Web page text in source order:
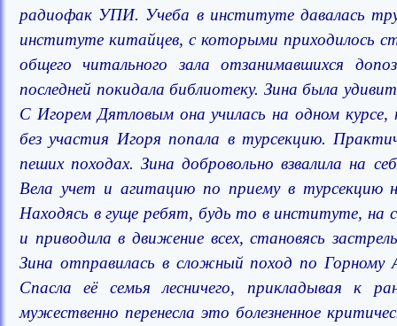
радиофак УПИ. Учеба в институте давалась
институте китайцев, с которыми приходилось
общего читального зала отзанимавшихся
последней покидала библиотеку. Зина была
С Игорем Дятловым она училась на одном
без участия Игоря попала в турсекцию.
пеших походах. Зина добровольно взвалила на
Вела учет и агитацию по приему в турсекцию
Находясь в гуще ребят, будь то в институте, на
и приводила в движение всех, становясь
Зина отправилась в сложный поход по Горному
Спасла её семья лесничего, прикладывая к
мужественно перенесла это болезненное